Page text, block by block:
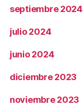
septiembre 2024
julio 2024
junio 2024
diciembre 2023
noviembre 2023